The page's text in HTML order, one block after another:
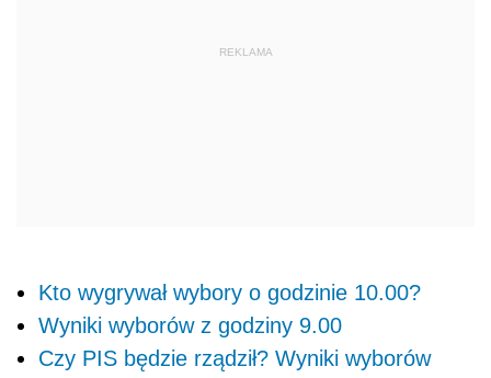
Kto wygrywał wybory o godzinie 10.00?
Wyniki wyborów z godziny 9.00
Czy PIS będzie rządził? Wyniki wyborów